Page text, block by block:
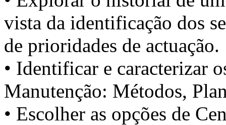
vista da identificação dos
de prioridades de actuação.
• Identificar e caracterizar
Manutenção: Métodos,
• Escolher as opções de